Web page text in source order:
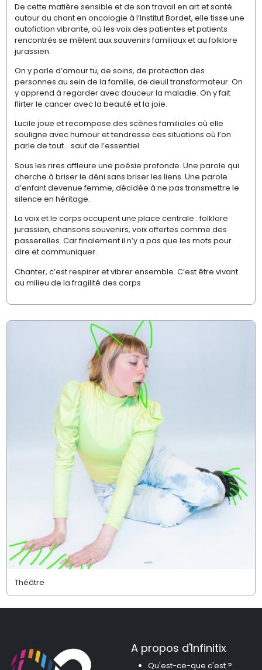
De cette matière sensible et de son travail en art et santé
autour du chant en oncologie à l’Institut Bordet, elle tisse une
autofiction vibrante, où les voix des patientes et patients
rencontrés se mêlent aux souvenirs familiaux et au folklore
jurassien.
On y parle d’amour tu, de soins, de protection des
personnes au sein de la famille, de deuil transformateur. On
y apprend à regarder avec douceur la maladie. On y fait
flirter le cancer avec la beauté et la joie.
Lucile joue et recompose des scènes familiales où elle
souligne avec humour et tendresse ces situations où l’on
parle de tout… sauf de l’essentiel.
Sous les rires affleure une poésie profonde. Une parole qui
cherche à briser le déni sans briser les liens. Une parole
d’enfant devenue femme, décidée à ne pas transmettre le
silence en héritage.
La voix et le corps occupent une place centrale : folklore
jurassien, chansons souvenirs, voix offertes comme des
passerelles. Car finalement il n’y a pas que les mots pour
dire et communiquer.
Chanter, c’est respirer et vibrer ensemble. C’est être vivant
au milieu de la fragilité des corps.
Théâtre
A propos d'Infinitix
Qu'est-ce-que c'est ?